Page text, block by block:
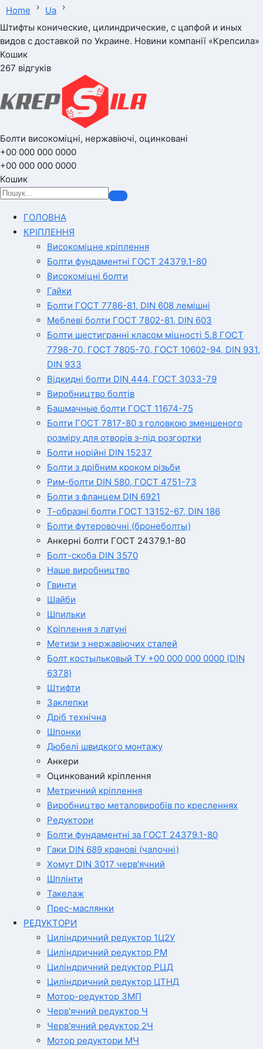
Home › Ua ›
Штифты конические, цилиндрические, с цапфой и иных
видов с доставкой по Украине. Новини компанії «Крепсила»
Кошик
267 відгуків
Болти високоміцні, нержавіючі, оцинковані
+00 000 000 0000
+00 000 000 0000
Кошик
ГОЛОВНА
КРІПЛЕННЯ
Високоміцне кріплення
Болти фундаментні ГОСТ 24379.1-80
Високоміцні болти
Гайки
Болти ГОСТ 7786-81, DIN 608 лемішні
Меблеві болти ГОСТ 7802-81, DIN 603
Болти шестигранні класом міцності 5.8 ГОСТ
7798-70, ГОСТ 7805-70, ГОСТ 10602-94, DIN 931,
DIN 933
Відкидні болти DIN 444, ГОСТ 3033-79
Виробництво болтів
Башмачные болти ГОСТ 11674-75
Болти ГОСТ 7817-80 з головкою зменшеного
розміру для отворів з-під розгортки
Болти норійні DIN 15237
Болти з дрібним кроком різьби
Рим-болти DIN 580, ГОСТ 4751-73
Болти з фланцем DIN 6921
Т-образні болти ГОСТ 13152-67, DIN 186
Болти футеровочні (бронеболты)
Анкерні болти ГОСТ 24379.1-80
Болт-скоба DIN 3570
Наше виробництво
Гвинти
Шайби
Шпильки
Кріплення з латуні
Метизи з нержавіючих сталей
Болт костыльковый ТУ +00 000 000 0000 (DIN
6378)
Штифти
Заклепки
Дріб технічна
Шпонки
Дюбелі швидкого монтажу
Анкери
Оцинкований кріплення
Метричний кріплення
Виробництво металовиробів по кресленнях
Редуктори
Болти фундаментні за ГОСТ 24379.1-80
Гаки DIN 689 кранові (чалочні)
Хомут DIN 3017 черв'ячний
Шплінти
Такелаж
Прес-маслянки
РЕДУКТОРИ
Циліндричний редуктор 1Ц2У
Циліндричний редуктор РМ
Циліндричний редуктор РЦД
Циліндричний редуктор ЦТНД
Мотор-редуктор 3МП
Черв'ячний редуктор Ч
Черв'ячний редуктор 2Ч
Мотор редуктори МЧ